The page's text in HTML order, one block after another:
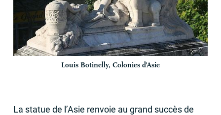
Louis Botinelly, Colonies d’Asie
La statue de l’Asie renvoie au grand succès de